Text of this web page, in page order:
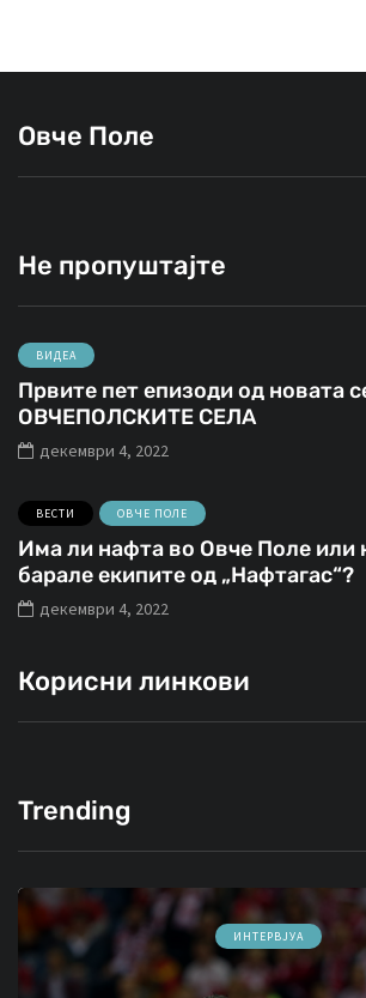
Овче Поле
Не пропуштајте
ВИДЕА
Првите пет епизоди од новата
ОВЧЕПОЛСКИТЕ СЕЛА
декември 4, 2022
ВЕСТИ ОВЧЕ ПОЛЕ
Има ли нафта во Овче Поле или
барале екипите од „Нафтагас“?
декември 4, 2022
Корисни линкови
Trending
ВИДЕА ОВЧЕ ПОЛЕ